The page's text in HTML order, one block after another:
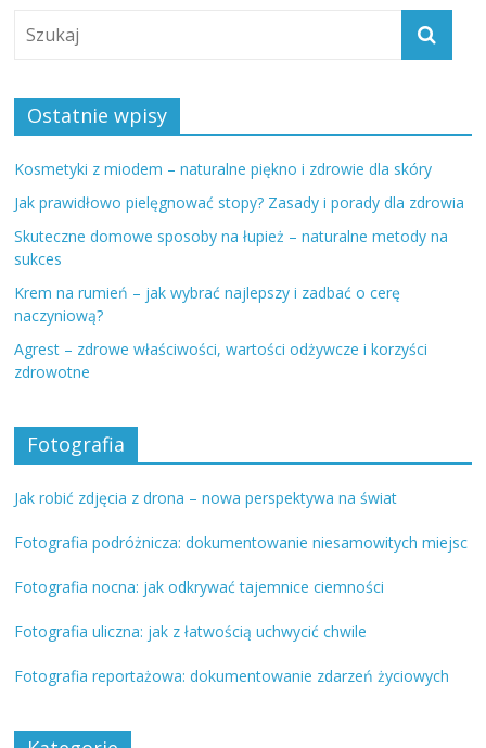
Ostatnie wpisy
Kosmetyki z miodem – naturalne piękno i zdrowie dla skóry
Jak prawidłowo pielęgnować stopy? Zasady i porady dla zdrowia
Skuteczne domowe sposoby na łupież – naturalne metody na
sukces
Krem na rumień – jak wybrać najlepszy i zadbać o cerę
naczyniową?
Agrest – zdrowe właściwości, wartości odżywcze i korzyści
zdrowotne
Fotografia
Jak robić zdjęcia z drona – nowa perspektywa na świat
Fotografia podróżnicza: dokumentowanie niesamowitych miejsc
Fotografia nocna: jak odkrywać tajemnice ciemności
Fotografia uliczna: jak z łatwością uchwycić chwile
Fotografia reportażowa: dokumentowanie zdarzeń życiowych